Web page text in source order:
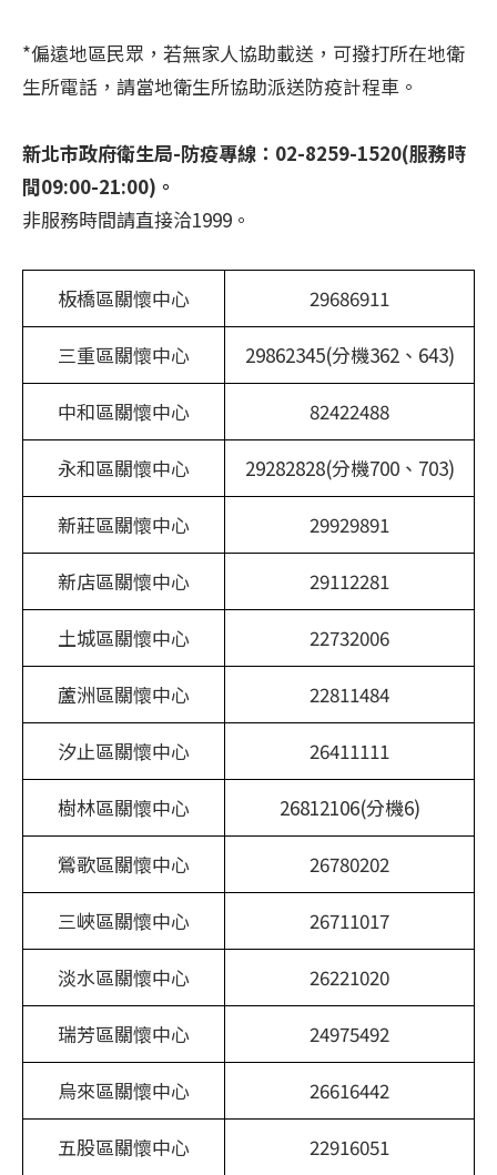
*偏遠地區民眾，若無家人協助載送，可撥打所在地衛
生所電話，請當地衛生所協助派送防疫計程車。
新北市政府衛生局-防疫專線：02-8259-1520(服務時
間09:00-21:00)。
非服務時間請直接洽1999。
板橋區關懷中心 29686911
三重區關懷中心 29862345(分機362、643)
中和區關懷中心 82422488
永和區關懷中心 29282828(分機700、703)
新莊區關懷中心 29929891
新店區關懷中心 29112281
土城區關懷中心 22732006
蘆洲區關懷中心 22811484
汐止區關懷中心 26411111
樹林區關懷中心 26812106(分機6)
鶯歌區關懷中心 26780202
三峽區關懷中心 26711017
淡水區關懷中心 26221020
瑞芳區關懷中心 24975492
烏來區關懷中心 26616442
五股區關懷中心 22916051